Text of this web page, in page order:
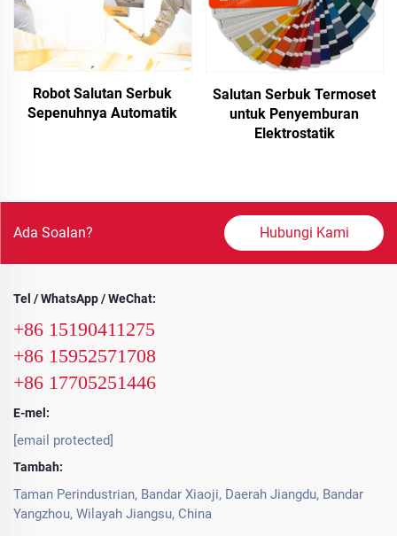
Robot Salutan Serbuk
Sepenuhnya Automatik
Salutan Serbuk Termoset
untuk Penyemburan
Elektrostatik
Ada Soalan? Hubungi Kami
Tel / WhatsApp / WeChat:
+86 15190411275
+86 15952571708
+86 17705251446
E-mel:
[email protected]
Tambah:
Taman Perindustrian, Bandar Xiaoji, Daerah Jiangdu, Bandar
Yangzhou, Wilayah Jiangsu, China